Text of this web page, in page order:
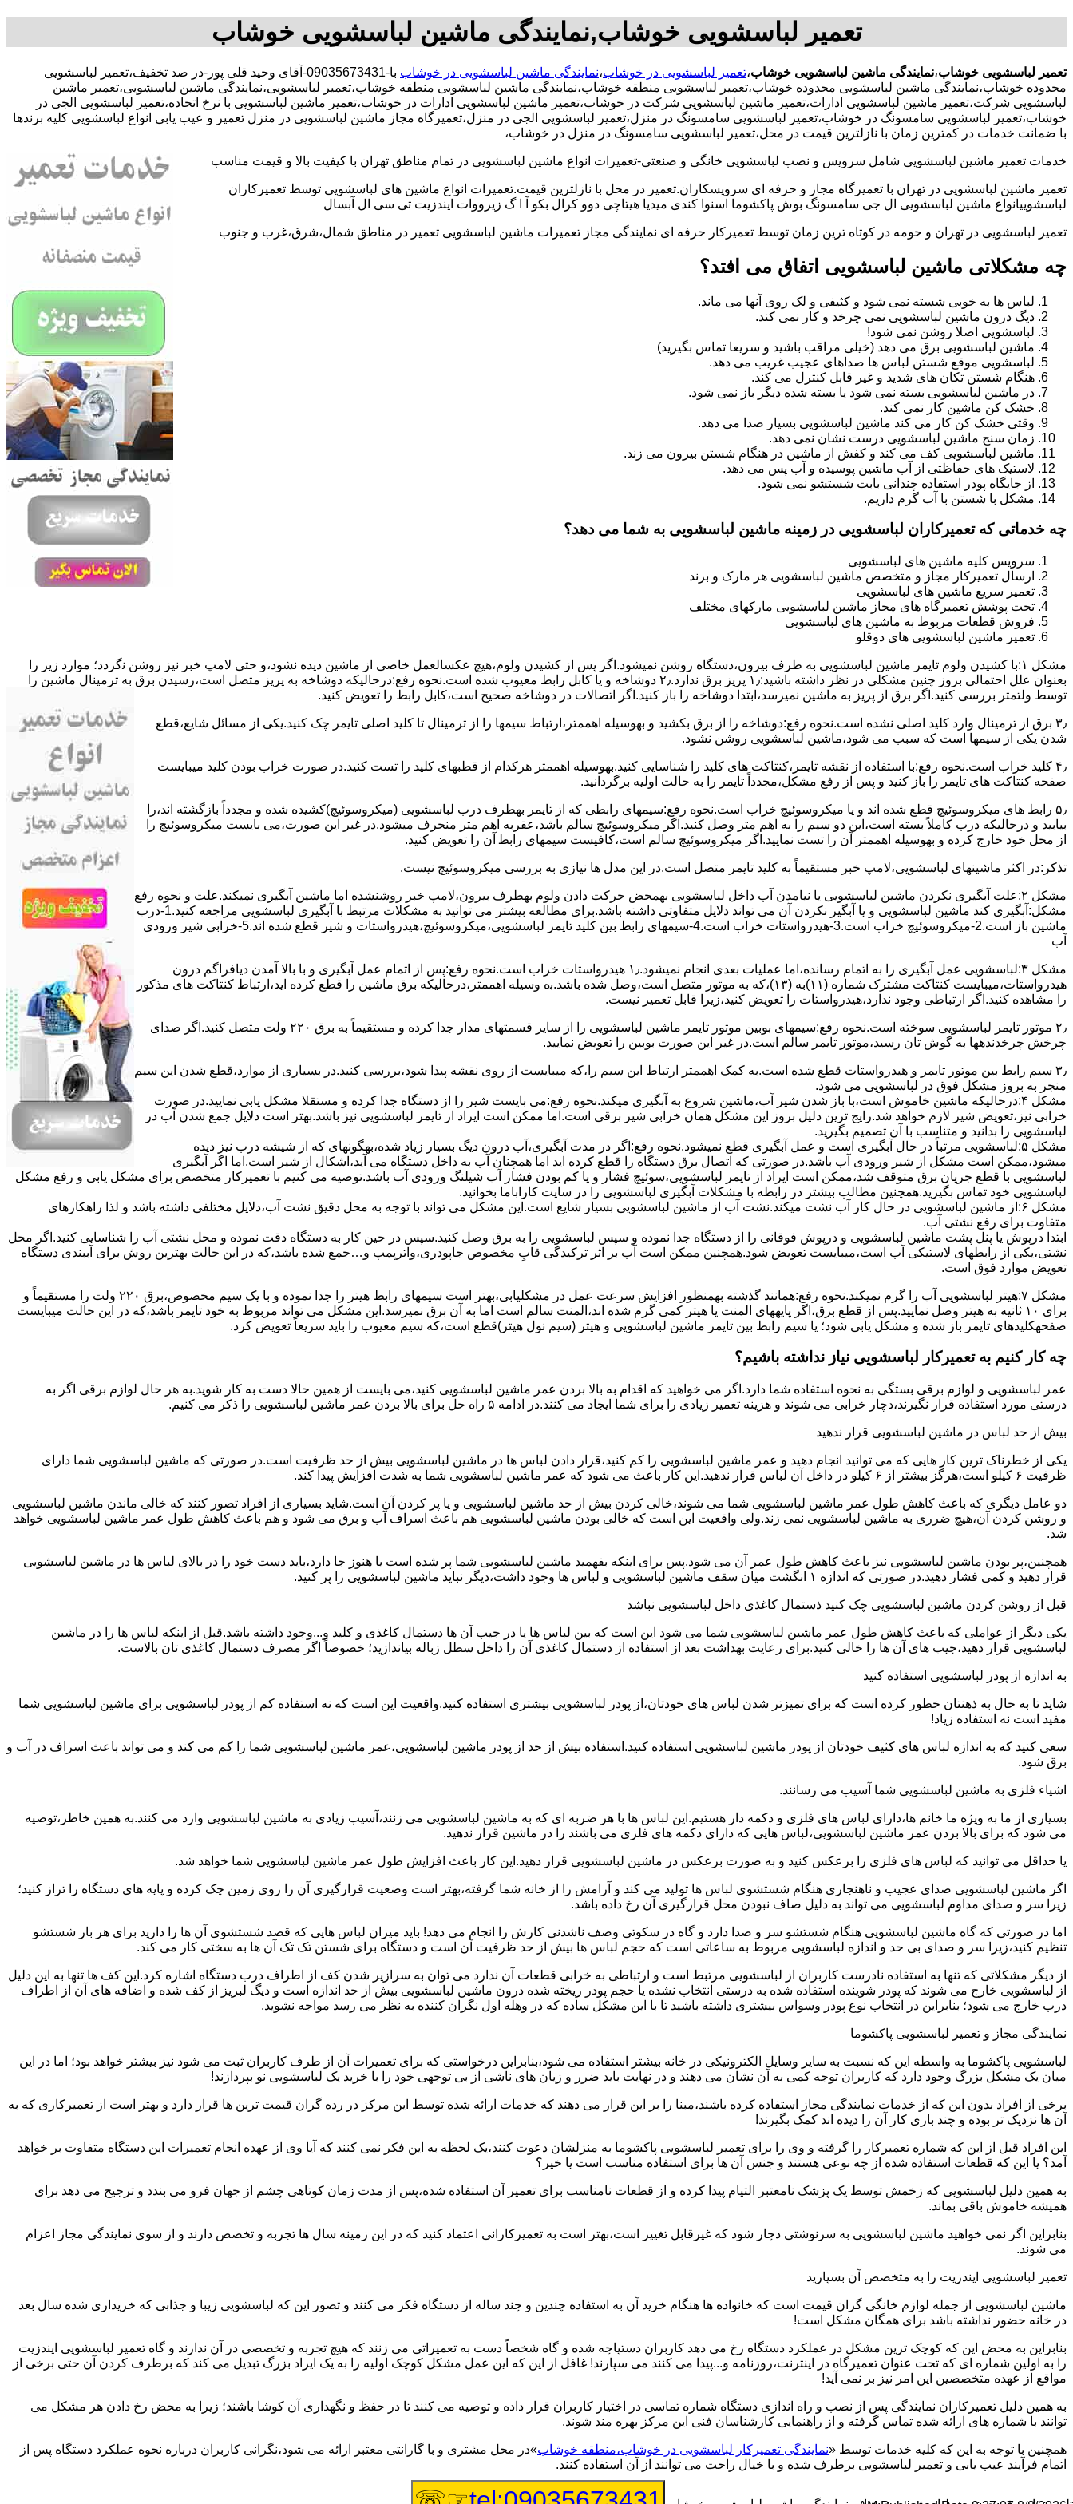
تعمیر لباسشویی خوشاب,نمایندگی ماشین لباسشویی خوشاب
تعمیر لباسشویی خوشاب،نمایندگی ماشین لباسشویی خوشاب،تعمیر لباسشویی در خوشاب،نمایندگی ماشین لباسشویی در خوشاب
با-09035673431-آقای وحید قلی پور-در صد تخفیف،تعمیر لباسشویی
محدوده خوشاب،نمایندگی ماشین لباسشویی محدوده خوشاب،تعمیر لباسشویی منطقه خوشاب،نمایندگی ماشین لباسشویی منطقه خوشاب،تعمیر لباسشویی،نمایندگی ماشین لباسشویی،تعمیر ماشین
لباسشویی شرکت،تعمیر ماشین لباسشویی ادارات،تعمیر ماشین لباسشویی شرکت در خوشاب،تعمیر ماشین لباسشویی ادارات در خوشاب،تعمیر ماشین لباسشویی با نرخ اتحاده،تعمیر لباسشویی الجی در
خوشاب،تعمیر لباسشویی سامسونگ در خوشاب،تعمیر لباسشویی سامسونگ در منزل،تعمیر لباسشویی الجی در منزل،تعمیرگاه مجاز ماشین لباسشویی در منزل تعمیر و عیب یابی انواع لباسشویی کلیه برندها
با ضمانت خدمات در کمترین زمان با نازلترین قیمت در محل،تعمیر لباسشویی سامسونگ در منزل در خوشاب،
خدمات تعمیر ماشین لباسشویی شامل سرویس و نصب لباسشویی خانگی و صنعتی-تعمیرات انواع ماشین لباسشویی در تمام مناطق تهران با کیفیت بالا و قیمت مناسب
تعمیر ماشین لباسشویی در تهران با تعمیرگاه مجاز و حرفه ای سرویسکاران.تعمیر در محل با نازلترین قیمت.تعمیرات انواع ماشین های لباسشویی توسط تعمیرکاران
لباسشوییانواع ماشین لباسشویی ال جی سامسونگ بوش پاکشوما اسنوا کندی میدیا هیتاچی دوو کرال بکو آ ا گ زیرووات ایندزیت تی سی ال آبسال
تعمیر لباسشویی در تهران و حومه در کوتاه ترین زمان توسط تعمیرکار حرفه ای نمایندگی مجاز تعمیرات ماشین لباسشویی تعمیر در مناطق شمال،شرق،غرب و جنوب
چه مشکلاتی ماشین لباسشویی اتفاق می افتد؟
لباس ها به خوبی شسته نمی شود و کثیفی و لک روی آنها می ماند.
دیگ درون ماشین لباسشویی نمی چرخد و کار نمی کند.
لباسشویی اصلا روشن نمی شود!
ماشین لباسشویی برق می دهد (خیلی مراقب باشید و سریعا تماس بگیرید)
لباسشویی موقع شستن لباس ها صداهای عجیب غریب می دهد.
هنگام شستن تکان های شدید و غیر قابل کنترل می کند.
در ماشین لباسشویی بسته نمی شود یا بسته شده دیگر باز نمی شود.
خشک کن ماشین کار نمی کند.
وقتی خشک کن کار می کند ماشین لباسشویی بسیار صدا می دهد.
زمان سنج ماشین لباسشویی درست نشان نمی دهد.
ماشین لباسشویی کف می کند و کفش از ماشین در هنگام شستن بیرون می زند.
لاستیک های حفاظتی از آب ماشین پوسیده و آب پس می دهد.
از جایگاه پودر استفاده چندانی بابت شستشو نمی شود.
مشکل با شستن با آب گرم داریم.
چه خدماتی که تعمیرکاران لباسشویی در زمینه ماشین لباسشویی به شما می دهد؟
سرویس کلیه ماشین های لباسشویی
ارسال تعمیرکار مجاز و متخصص ماشین لباسشویی هر مارک و برند
تعمیر سریع ماشین های لباسشویی
تحت پوشش تعمیرگاه های مجاز ماشین لباسشویی مارکهای مختلف
فروش قطعات مربوط به ماشین های لباسشویی
تعمیر ماشین لباسشویی های دوقلو
مشکل ۱:ﺑﺎ ﮐﺸﯿﺪن وﻟﻮم ﺗﺎﯾﻤﺮ ماشین لباسشویی به طرف ﺑﯿﺮون،دستگاه روﺷﻦ نمیشود.اﮔﺮ ﭘﺲ از ﮐﺸﯿﺪن وﻟﻮم،ﻫﯿﭻ عکسالعمل ﺧﺎﺻﯽ از ﻣﺎﺷﯿﻦ دﯾﺪه نشود،و حتی ﻻﻣﭗ ﺧﺒﺮ ﻧﯿﺰ روﺷﻦ ﻧگردد؛ موارد زیر را
بعنوان ﻋﻠﻞ احتمالی بروز چنین مشکلی در نظر داشته باشید:۱٫ ﭘﺮﯾﺰ ﺑﺮق ﻧﺪارد.۲٫ دوﺷﺎﺧﻪ و ﯾﺎ ﮐﺎﺑﻞ راﺑﻂ ﻣﻌﯿﻮب ﺷﺪه است.نحوه رفع:درحالیکه دوﺷﺎﺧﻪ ﺑﻪ ﭘﺮﯾﺰ ﻣﺘﺼﻞ اﺳﺖ،رﺳﯿﺪن ﺑﺮق ﺑﻪ ﺗﺮﻣﯿﻨﺎل ﻣﺎﺷﯿﻦ را
ﺗﻮﺳﻂ ولتمتر بررسی ﮐﻨﯿﺪ.اﮔﺮ ﺑﺮق از ﭘﺮﯾﺰ ﺑﻪ ﻣﺎﺷﯿﻦ نمیرسد،اﺑﺘﺪا دوشاخه را باز کنید.اﮔﺮ اﺗﺼﺎﻻت در دوشاخه ﺻﺤﯿﺢ اﺳﺖ،ﮐﺎﺑﻞ راﺑﻂ را ﺗﻌﻮﯾﺾ کنید.
۳٫ ﺑﺮق از ﺗﺮﻣﯿﻨﺎل وارد ﮐﻠﯿﺪ اﺻﻠﯽ ﻧﺸﺪه است.نحوه رﻓﻊ:دوشاخه را از ﺑﺮق بکشید و بهوسیله اهممتر،ارﺗﺒﺎط سیمها را از ﺗﺮﻣﯿﻨﺎل ﺗﺎ ﮐﻠﯿﺪ اﺻﻠﯽ ﺗﺎﯾﻤﺮ چک کنید.یکی از مسائل شایع،ﻗﻄﻊ
شدن ﯾﮑﯽ از سیمها است که سبب می شود،ﻣﺎﺷﯿﻦ لباسشویی روﺷﻦ نشود.
۴٫ ﮐﻠﯿﺪ ﺧﺮاب اﺳﺖ.نحوه رفع:ﺑﺎ اﺳﺘﻔﺎده از ﻧﻘﺸﻪ ﺗﺎﯾﻤﺮ،ﮐﻨﺘﺎﮐﺖ ﻫﺎی ﮐﻠﯿﺪ را ﺷﻨﺎﺳﺎﯾﯽ کنید.بهوسیله اهممتر هرکدام از قطبهای ﮐﻠﯿﺪ را ﺗﺴﺖ ﮐﻨﯿﺪ.در ﺻﻮرت ﺧﺮاب ﺑﻮدن ﮐﻠﯿﺪ میبایست
ﺻﻔﺤﻪ ﮐﻨﺘﺎﮐﺖ ﻫﺎی ﺗﺎﯾﻤﺮ را باز کنید و ﭘﺲ از رﻓﻊ مشکل،مجدداً ﺗﺎﯾﻤﺮ را به حالت اوﻟﯿﻪ برگردانید.
۵٫ رابط های ﻣﯿﮑﺮوﺳﻮﺋﯿﭻ ﻗﻄﻊ شده اند و ﯾﺎ ﻣﯿﮑﺮوﺳﻮﺋﯿﭻ ﺧﺮاب اﺳﺖ.نحوه رفع:سیمهای راﺑﻄﯽ ﮐﻪ از ﺗﺎﯾﻤﺮ بهطرف درب لباسشویی (ﻣﯿﮑﺮوﺳﻮﺋﯿﭻ)کشیده شده و مجدداً بازگشته اند،را
ﺑﯿﺎﺑﯿﺪ و درحالیکه درب کاملاً ﺑﺴﺘﻪ اﺳﺖ،اﯾﻦ دو ﺳﯿﻢ را ﺑﻪ اﻫﻢ ﻣﺘﺮ وصل کنید.اﮔﺮ ﻣﯿﮑﺮوﺳﻮﺋﯿﭻ ﺳﺎﻟﻢ ﺑﺎﺷﺪ،ﻋﻘﺮﺑﻪ اهم متر ﻣﻨﺤﺮف میشود.در ﻏﯿﺮ اﯾﻦ ﺻﻮرت،می بایست ﻣﯿﮑﺮوﺳﻮﺋﯿﭻ را
از ﻣﺤﻞ خود ﺧﺎرج کرده و بهوسیله اهممتر آن را ﺗﺴﺖ ﻧﻤﺎﯾﯿﺪ.اﮔﺮ ﻣﯿﮑﺮوﺳﻮﺋﯿﭻ ﺳﺎﻟﻢ اﺳﺖ،ﮐﺎﻓﯿﺴﺖ سیمهای راﺑﻄ آن را ﺗﻌﻮﯾﺾ کنید.
ﺗﺬﮐﺮ:در اﮐﺜﺮ ماشینهای لباسشویی،ﻻﻣﭗ ﺧﺒﺮ مستقیماً ﺑﻪ ﮐﻠﯿﺪ ﺗﺎﯾﻤﺮ ﻣﺘﺼﻞ اﺳﺖ.در اﯾﻦ مدل ها ﻧﯿﺎزی ﺑﻪ بررسی ﻣﯿﮑﺮوﺳﻮﺋﯿﭻ نیست.
مشکل ۲:علت آبگیری نکردن ماشین لباسشویی یا نیامدن آب داخل لباسشویی بهمحض ﺣﺮﮐﺖ دادن وﻟﻮم بهطرف ﺑﯿﺮون،ﻻﻣﭗ ﺧﺒﺮ روشنشده اﻣﺎ ﻣﺎﺷﯿﻦ آﺑﮕﯿﺮی نمیکند.ﻋﻠﺖ و نحوه رﻓﻊ
مشکل:آبگیری کند ماشین لباسشویی و یا آبگیر نکردن آن می تواند دلایل متفاوتی داشته باشد.برای مطالعه بیشتر می توانید به مشکلات مرتبط با آبگیری لباسشویی مراجعه کنید.1-درب
ﻣﺎﺷﯿﻦ ﺑﺎز اﺳﺖ.2-ﻣﯿﮑﺮوﺳﻮﺋﯿﭻ ﺧﺮاب اﺳﺖ.3-ﻫﯿﺪرواﺳﺘﺎت ﺧﺮاب اﺳﺖ.4-سیمهای راﺑﻂ ﺑﯿﻦ ﮐﻠﯿﺪ ﺗﺎﯾﻤﺮ لباسشویی،ﻣﯿﮑﺮوﺳﻮﺋﯿﭻ،ﻫﯿﺪرواﺳﺘﺎت و ﺷﯿﺮ ﻗﻄﻊ ﺷﺪه اند.5-خرابی شیر ورودی
آب
مشکل ۳:لباسشویی ﻋﻤﻞ آﺑﮕﯿﺮی را ﺑﻪ اﺗﻤﺎم رﺳﺎﻧﺪه،اﻣﺎ ﻋﻤﻠﯿﺎت ﺑﻌﺪی اﻧﺠﺎم نمیشود.۱٫ ﻫﯿﺪرواﺳﺘﺎت ﺧﺮاب اﺳﺖ.نحوه رﻓﻊ:ﭘﺲ از اﺗﻤﺎم عمل آﺑﮕﯿﺮی و ﺑﺎ ﺑﺎﻻ آﻣﺪن دﯾﺎﻓﺮاﮔﻢ درون
ﻫﯿﺪرواﺳﺘﺎت،میبایست ﮐﻨﺘﺎﮐﺖ ﻣﺸﺘﺮک شماره (۱۱)به (۱۳)،ﮐﻪ ﺑﻪ ﻣﻮﺗﻮر ﻣﺘﺼﻞ اﺳﺖ،وﺻﻞ ﺷﺪه ﺑﺎﺷﺪ.ﺑه وسیله اهممتر،درحالیکه ﺑﺮق ﻣﺎﺷﯿﻦ را ﻗﻄﻊ کرده اید،ارﺗﺒﺎط ﮐﻨﺘﺎﮐﺖ ﻫﺎی ﻣﺬﮐﻮر
را ﻣﺸﺎﻫﺪه کنید.اﮔﺮ ارﺗﺒﺎطی وجود ندارد،ﻫﯿﺪرواﺳﺘﺎت را ﺗﻌﻮﯾﺾ ﮐﻨﯿﺪ،زﯾﺮا قابل ﺗﻌﻤﯿﺮ نیست.
۲٫ ﻣﻮﺗﻮر ﺗﺎﯾﻤﺮ لباسشویی ﺳﻮﺧﺘﻪ اﺳﺖ.نحوه رﻓﻊ:سیمهای ﺑﻮﺑﯿﻦ ﻣﻮﺗﻮر ﺗﺎﯾﻤﺮ ماشین لباسشویی را از ﺳﺎﯾﺮ قسمتهای ﻣﺪار ﺟﺪا کرده و مستقیماً ﺑﻪ برق ۲۲۰ وﻟﺖ ﻣﺘﺼﻞ کنید.اﮔﺮ ﺻﺪای
ﭼﺮﺧﺶ چرخدندهها به گوش تان رﺳﯿﺪ،ﻣﻮﺗﻮر ﺗﺎﯾﻤﺮ ﺳﺎﻟﻢ اﺳﺖ.در ﻏﯿﺮ اﯾﻦ ﺻﻮرت ﺑﻮﺑﯿﻦ را ﺗﻌﻮﯾﺾ ﻧﻤﺎﯾﯿﺪ.
۳٫ ﺳﯿﻢ راﺑﻂ ﺑﯿﻦ ﻣﻮﺗﻮر ﺗﺎﯾﻤﺮ و ﻫﯿﺪرواﺳﺘﺎت ﻗﻄﻊ ﺷﺪه اﺳﺖ.به کمک اهممتر ارﺗﺒﺎط اﯾﻦ ﺳﯿﻢ را،ﮐﻪ میبایست از روی ﻧﻘﺸﻪ ﭘﯿﺪا ﺷﻮد،بررسی ﮐﻨﯿﺪ.در ﺑﺴﯿﺎری از موارد،ﻗﻄﻊ ﺷﺪن اﯾﻦ ﺳﯿﻢ
ﻣﻨﺠﺮ ﺑﻪ ﺑﺮوز مشکل ﻓﻮق در لباسشویی می شود.
مشکل ۴:درحالیکه ﻣﺎﺷﯿﻦ ﺧﺎﻣﻮش اﺳﺖ،ﺑﺎ ﺑﺎز ﺷﺪن ﺷﯿﺮ آب،ﻣﺎﺷﯿﻦ ﺷﺮوع ﺑﻪ آﺑﮕﯿﺮی میکند.نحوه رﻓﻊ:می بایست ﺷﯿﺮ را از دستگاه جدا کرده و مستقلا مشکل یابی نمایید.در صورت
خرابی نیز،تعویض شیر لازم خواهد شد.رایج ترین دلیل بروز این مشکل همان خرابی شیر برقی است.اما ممکن است ایراد از تایمر لباسشویی نیز باشد.بهتر است دلایل جمع شدن آب در
لباسشویی را بدانید و متناسب با آن تصمیم بگیرید.
مشکل ۵:لباسشویی مرتباً در ﺣﺎل آﺑﮕﯿﺮی اﺳﺖ و ﻋﻤﻞ آﺑﮕﯿﺮی ﻗﻄﻊ نمیشود.نحوه رﻓﻊ:اﮔﺮ در ﻣﺪت آﺑﮕﯿﺮی،آب درون دﯾﮓ ﺑﺴﯿﺎر زﯾﺎد ﺷﺪه،بهگونهای ﮐﻪ از ﺷﯿﺸﻪ درب ﻧﯿﺰ دﯾﺪه
میشود،ممکن است مشکل از شیر ورودی آب باشد.در صورتی که اتصال برق دستگاه را قطع کرده اید اما همچنان آب به داخل دستگاه می آید،اشکال از شیر است.اما اگر آبگیری
لباسشویی با قطع جریان برق متوقف شد،ممکن است ایراد از تایمر لباسشویی،سوئیچ فشار و یا کم بودن فشار آب شیلنگ ورودی آب باشد.توصیه می کنیم با تعمیرکار متخصص برای مشکل یابی و رفع مشکل
لباسشویی خود تماس بگیرید.همچنین مطالب بیشتر در رابطه با مشکلات آبگیری لباسشویی را در سایت کاراباما بخوانید.
مشکل ۶:از ﻣﺎﺷﯿﻦ لباسشویی در ﺣﺎل ﮐﺎر آب ﻧﺸﺖ میکند.نشت آب از ماشین لباسشویی بسیار شایع است.این مشکل می تواند با توجه به محل دقیق نشت آب،دلایل مختلفی داشته باشد و لذا راهکارهای
متفاوت برای رفع نشتی آب.
ابتدا درپوش یا پنل ﭘﺸﺖ ﻣﺎﺷﯿﻦ لباسشویی و درپوش ﻓﻮﻗﺎﻧﯽ را از دستگاه ﺟﺪا ﻧﻤﻮده و ﺳﭙﺲ لباسشویی را ﺑﻪ ﺑﺮق وصل ﮐﻨﯿﺪ.سپس در حین کار به دستگاه دقت نموده و ﻣﺤﻞ نشتی آب را ﺷﻨﺎﺳﺎﯾﯽ کنید.اﮔﺮ ﻣﺤﻞ
نشتی،ﯾﮑﯽ از رابطهای ﻻﺳﺘﯿﮑﯽ آب اﺳﺖ،میبایست ﺗﻌﻮﯾﺾ شود.همچنین ﻣﻤﮑﻦ اﺳﺖ آب بر اثر ﺗﺮﮐﯿﺪﮔﯽ قابِ ﻣﺨﺼﻮص ﺟﺎﭘﻮدری،واترپمپ و…جمع شده ﺑﺎﺷﺪ،ﮐﻪ در این حالت بهترین روش برای آببندی دستگاه
ﺗﻌﻮﯾﺾ ﻣﻮارد ﻓﻮق اﺳﺖ.
مشکل ۷:ﻫﯿﺘﺮ لباسشویی آب را ﮔﺮم نمیکند.نحوه رﻓﻊ:ﻫﻤﺎﻧﻨﺪ ﮔﺬﺷﺘﻪ بهمنظور اﻓﺰاﯾﺶ ﺳﺮﻋﺖ ﻋﻤﻞ در مشکلیابی،بهتر است سیمهای راﺑﻂ ﻫﯿﺘﺮ را ﺟﺪا ﻧﻤﻮده و ﺑﺎ ﯾﮏ ﺳﯿﻢ ﻣﺨﺼﻮص،برق ۲۲۰ ولت را مستقیماً و
برای ۱۰ ﺛﺎﻧﯿﻪ ﺑﻪ ﻫﯿﺘﺮ وصل نمایید.ﭘﺲ از ﻗﻄﻊ ﺑﺮق،اﮔﺮ پایههای اﻟﻤﻨﺖ یا هیتر کمی ﮔﺮم ﺷﺪه اند،اﻟﻤﻨﺖ ﺳﺎﻟﻢ است اما ﺑﻪ آن ﺑﺮق نمیرسد.اﯾﻦ ﻣﺸﮑﻞ می تواند مربوط به ﺧﻮد ﺗﺎﯾﻤﺮ باشد،ﮐﻪ در این حالت میبایست
صفحهکلیدهای ﺗﺎﯾﻤﺮ باز شده و مشکل یابی شود؛ ﯾﺎ ﺳﯿﻢ راﺑﻂ ﺑﯿﻦ ﺗﺎﯾﻤﺮ ماشین لباسشویی و ﻫﯿﺘﺮ (سیم ﻧﻮل ﻫﯿﺘﺮ)ﻗﻄﻊ اﺳﺖ،ﮐﻪ ﺳﯿﻢ ﻣﻌﯿﻮب را ﺑﺎﯾﺪ سریعاً ﺗﻌﻮﯾﺾ کرد.
چه کار کنیم به تعمیرکار لباسشویی نیاز نداشته باشیم؟
عمر لباسشویی و لوازم برقی بستگی به نحوه استفاده شما دارد.اگر می خواهید که اقدام به بالا بردن عمر ماشین لباسشویی کنید،می بایست از همین حالا دست به کار شوید.به هر حال لوازم برقی اگر به
درستی مورد استفاده قرار نگیرند،دچار خرابی می شوند و هزینه تعمیر زیادی را برای شما ایجاد می کنند.در ادامه ۵ راه حل برای بالا بردن عمر ماشین لباسشویی را ذکر می کنیم.
بیش از حد لباس در ماشین لباسشویی قرار ندهید
یکی از خطرناک ترین کار هایی که می توانید انجام دهید و عمر ماشین لباسشویی را کم کنید،قرار دادن لباس ها در ماشین لباسشویی بیش از حد ظرفیت است.در صورتی که ماشین لباسشویی شما دارای
ظرفیت ۶ کیلو است،هرگز بیشتر از ۶ کیلو در داخل آن لباس قرار ندهید.این کار باعث می شود که عمر ماشین لباسشویی شما به شدت افزایش پیدا کند.
دو عامل دیگری که باعث کاهش طول عمر ماشین لباسشویی شما می شوند،خالی کردن بیش از حد ماشین لباسشویی و یا پر کردن آن است.شاید بسیاری از افراد تصور کنند که خالی ماندن ماشین لباسشویی
و روشن کردن آن،هیچ ضرری به ماشین لباسشویی نمی زند.ولی واقعیت این است که خالی بودن ماشین لباسشویی هم باعث اسراف آب و برق می شود و هم باعث کاهش طول عمر ماشین لباسشویی خواهد
شد.
همچنین،پر بودن ماشین لباسشویی نیز باعث کاهش طول عمر آن می شود.پس برای اینکه بفهمید ماشین لباسشویی شما پر شده است یا هنوز جا دارد،باید دست خود را در بالای لباس ها در ماشین لباسشویی
قرار دهید و کمی فشار دهید.در صورتی که اندازه ۱ انگشت میان سقف ماشین لباسشویی و لباس ها وجود داشت،دیگر نباید ماشین لباسشویی را پر کنید.
قبل از روشن کردن ماشین لباسشویی چک کنید ذستمال کاغذی داخل لباسشویی نباشد
یکی دیگر از عواملی که باعث کاهش طول عمر ماشین لباسشویی شما می شود این است که بین لباس ها یا در جیب آن ها دستمال کاغذی و کلید و...وجود داشته باشد.قبل از اینکه لباس ها را در ماشین
لباسشویی قرار دهید،جیب های آن ها را خالی کنید.برای رعایت بهداشت بعد از استفاده از دستمال کاغذی آن را داخل سطل زباله بیاندازید؛ خصوصاً اگر مصرف دستمال کاغذی تان بالاست.
به اندازه از پودر لباسشویی استفاده کنید
شاید تا به حال به ذهنتان خطور کرده است که برای تمیزتر شدن لباس های خودتان،از پودر لباسشویی بیشتری استفاده کنید.واقعیت این است که نه استفاده کم از پودر لباسشویی برای ماشین لباسشویی شما
مفید است نه استفاده زیاد!
سعی کنید که به اندازه لباس های کثیف خودتان از پودر ماشین لباسشویی استفاده کنید.استفاده بیش از حد از پودر ماشین لباسشویی،عمر ماشین لباسشویی شما را کم می کند و می تواند باعث اسراف در آب و
برق شود.
اشیاء فلزی به ماشین لباسشویی شما آسیب می رسانند.
بسیاری از ما به ویژه ما خانم ها،دارای لباس های فلزی و دکمه دار هستیم.این لباس ها با هر ضربه ای که به ماشین لباسشویی می زنند،آسیب زیادی به ماشین لباسشویی وارد می کنند.به همین خاطر،توصیه
می شود که برای بالا بردن عمر ماشین لباسشویی،لباس هایی که دارای دکمه های فلزی می باشند را در ماشین قرار ندهید.
یا حداقل می توانید که لباس های فلزی را برعکس کنید و به صورت برعکس در ماشین لباسشویی قرار دهید.این کار باعث افزایش طول عمر ماشین لباسشویی شما خواهد شد.
اگر ماشین لباسشویی صدای عجیب و ناهنجاری هنگام شستشوی لباس ها تولید می کند و آرامش را از خانه شما گرفته،بهتر است وضعیت قرارگیری آن را روی زمین چک کرده و پایه های دستگاه را تراز کنید؛
زیرا سر و صدای مداوم لباسشویی می تواند به دلیل صاف نبودن محل قرارگیری آن رخ داده باشد.
اما در صورتی که گاه ماشین لباسشویی هنگام شستشو سر و صدا دارد و گاه در سکوتی وصف ناشدنی کارش را انجام می دهد! باید میزان لباس هایی که قصد شستشوی آن ها را دارید برای هر بار شستشو
تنظیم کنید،زیرا سر و صدای بی حد و اندازه لباسشویی مربوط به ساعاتی است که حجم لباس ها بیش از حد ظرفیت آن است و دستگاه برای شستن تک تک آن ها به سختی کار می کند.
از دیگر مشکلاتی که تنها به استفاده نادرست کاربران از لباسشویی مرتبط است و ارتباطی به خرابی قطعات آن ندارد می توان به سرازیر شدن کف از اطراف درب دستگاه اشاره کرد.این کف ها تنها به این دلیل
از لباسشویی خارج می شوند که پودر شوینده استفاده شده به درستی انتخاب نشده یا حجم پودر ریخته شده درون ماشین لباسشویی بیش از حد اندازه است و دیگ لبریز از کف شده و اضافه های آن از اطراف
درب خارج می شود؛ بنابراین در انتخاب نوع پودر وسواس بیشتری داشته باشید تا با این مشکل ساده که در وهله اول نگران کننده به نظر می رسد مواجه نشوید.
نمایندگی مجاز و تعمیر لباسشویی پاکشوما
لباسشویی پاکشوما به واسطه این که نسبت به سایر وسایل الکترونیکی در خانه بیشتر استفاده می شود،بنابراین درخواستی که برای تعمیرات آن از طرف کاربران ثبت می شود نیز بیشتر خواهد بود؛ اما در این
میان یک مشکل بزرگ وجود دارد که کاربران توجه کمی به آن نشان می دهند و در نهایت باید ضرر و زیان های ناشی از بی توجهی خود را با خرید یک لباسشویی نو بپردازند!
برخی از افراد بدون این که از خدمات نمایندگی مجاز استفاده کرده باشند،مبنا را بر این قرار می دهند که خدمات ارائه شده توسط این مرکز در رده گران قیمت ترین ها قرار دارد و بهتر است از تعمیرکاری که به
آن ها نزدیک تر بوده و چند باری کار آن را دیده اند کمک بگیرند!
این افراد قبل از این که شماره تعمیرکار را گرفته و وی را برای تعمیر لباسشویی پاکشوما به منزلشان دعوت کنند،یک لحظه به این فکر نمی کنند که آیا وی از عهده انجام تعمیرات این دستگاه متفاوت بر خواهد
آمد؟ یا این که قطعات استفاده شده از چه نوعی هستند و جنس آن ها برای استفاده مناسب است یا خیر؟
به همین دلیل لباسشویی که زخمش توسط یک پزشک نامعتبر التیام پیدا کرده و از قطعات نامناسب برای تعمیر آن استفاده شده،پس از مدت زمان کوتاهی چشم از جهان فرو می بندد و ترجیح می دهد برای
همیشه خاموش باقی بماند.
بنابراین اگر نمی خواهید ماشین لباسشویی به سرنوشتی دچار شود که غیرقابل تغییر است،بهتر است به تعمیرکارانی اعتماد کنید که در این زمینه سال ها تجربه و تخصص دارند و از سوی نمایندگی مجاز اعزام
می شوند.
تعمیر لباسشویی ایندزیت را به متخصص آن بسپارید
ماشین لباسشویی از جمله لوازم خانگی گران قیمت است که خانواده ها هنگام خرید آن به استفاده چندین و چند ساله از دستگاه فکر می کنند و تصور این که لباسشویی زیبا و جذابی که خریداری شده سال بعد
در خانه حضور نداشته باشد برای همگان مشکل است!
بنابراین به محض این که کوچک ترین مشکل در عملکرد دستگاه رخ می دهد کاربران دستپاچه شده و گاه شخصاً دست به تعمیراتی می زنند که هیچ تجربه و تخصصی در آن ندارند و گاه تعمیر لباسشویی ایندزیت
را به اولین شماره ای که تحت عنوان تعمیرگاه در اینترنت،روزنامه و...پیدا می کنند می سپارند! غافل از این که این عمل مشکل کوچک اولیه را به یک ایراد بزرگ تبدیل می کند که برطرف کردن آن حتی برخی از
مواقع از عهده متخصصین این امر نیز بر نمی آید!
به همین دلیل تعمیرکاران نمایندگی پس از نصب و راه اندازی دستگاه شماره تماسی در اختیار کاربران قرار داده و توصیه می کنند تا در حفظ و نگهداری آن کوشا باشند؛ زیرا به محض رخ دادن هر مشکل می
توانند با شماره های ارائه شده تماس گرفته و از راهنمایی کارشناسان فنی این مرکز بهره مند شوند.
همچنین با توجه به این که کلیه خدمات توسط «نمایندگی تعمیرکار لباسشویی در خوشاب،منطقه خوشاب»در محل مشتری و با گارانتی معتبر ارائه می شود،نگرانی کاربران درباره نحوه عملکرد دستگاه پس از
اتمام فرآیند عیب یابی و تعمیر لباسشویی برطرف شده و با خیال راحت می توانند از آن استفاده کنند.